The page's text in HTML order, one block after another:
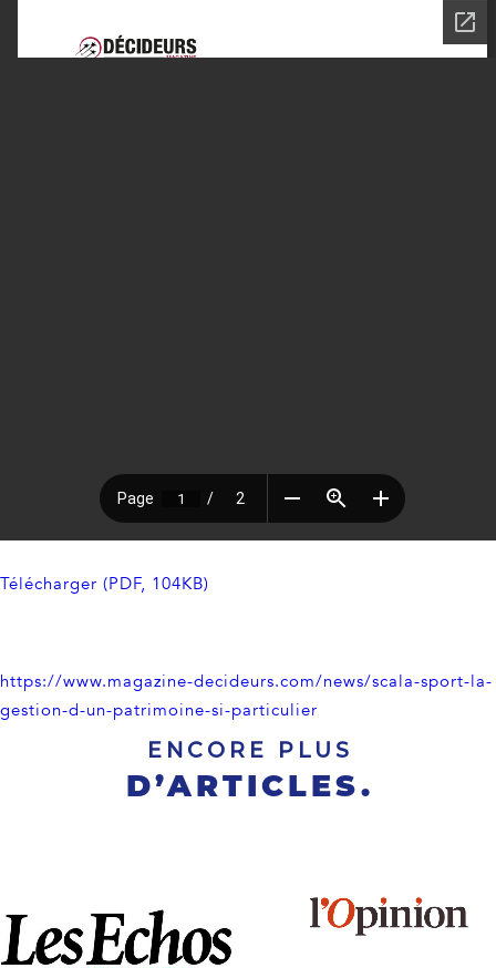
Télécharger (PDF, 104KB)
https://www.magazine-decideurs.com/news/scala-sport-la-
gestion-d-un-patrimoine-si-particulier
ENCORE PLUS
D’ARTICLES.